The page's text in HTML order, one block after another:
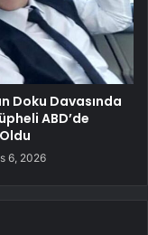
Doku Davasında
ABD’de
6, 2026